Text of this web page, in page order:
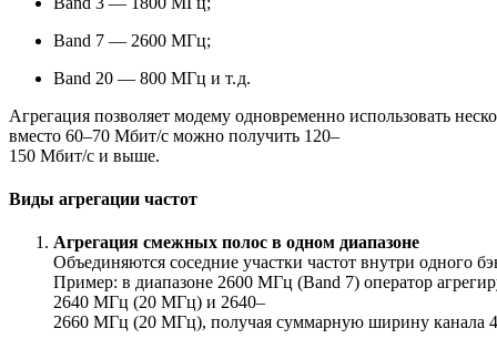
Band 7 — 2600 МГц;
Band 20 — 800 МГц и т. д.
Агрегация позволяет модему одновременно использовать
вместо 60–70 Мбит/с можно получить 120–
150 Мбит/с и выше.
Виды агрегации частот
Агрегация смежных полос в одном диапазоне
Объединяются соседние участки частот внутри одного
Пример: в диапазоне 2600 МГц (Band 7) оператор
2640 МГц (20 МГц) и 2640–
2660 МГц (20 МГц), получая суммарную ширину канала